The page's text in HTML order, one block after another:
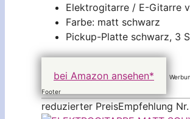
Elektrogitarre / E-Gitarre
Farbe: matt schwarz
Pickup-Platte schwarz, 3
75,99 EUR
bei Amazon ansehen*
Footer
reduzierter PreisEmpfehlung